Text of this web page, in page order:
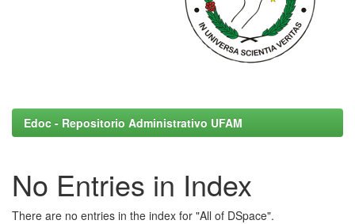
Edoc - Repositorio Administrativo UFAM
No Entries in Index
There are no entries in the index for "All of DSpace".